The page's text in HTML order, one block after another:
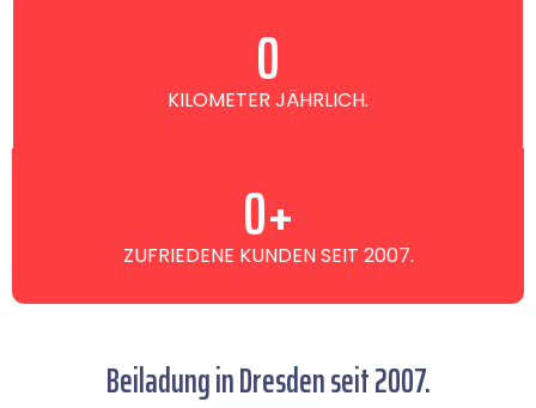
KILOMETER JÄHRLICH.
0
ZUFRIEDENE KUNDEN SEIT 2007.
0+
Beiladung in Dresden seit 2007.